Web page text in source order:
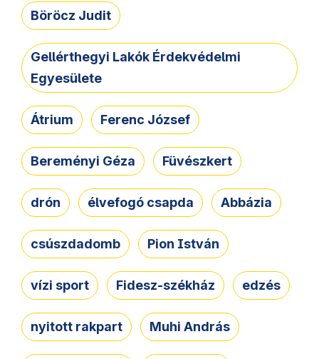
Böröcz Judit
Gellérthegyi Lakók Érdekvédelmi
Egyesülete
Átrium Ferenc József
Bereményi Géza Füvészkert
drón élvefogó csapda Abbázia
csúszdadomb Pion István
vízi sport Fidesz-székház edzés
nyitott rakpart Muhi András